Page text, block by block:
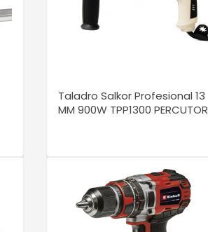
Taladro Salkor Profesional 13
MM 900W TPP1300 PERCUTOR